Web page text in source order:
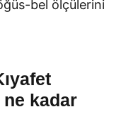
bel ölçülerini
ne kadar